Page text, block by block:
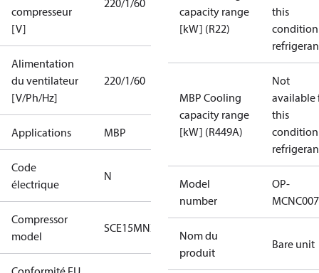
compresseur
[V]
220/1/60
Alimentation
du ventilateur
[V/Ph/Hz]
220/1/60
Applications MBP
Code
électrique
N
Compressor
model
SCE15MNX
capacity range
[kW] (R22)
this
MBP Cooling
capacity range
[kW] (R449A)
Not
available
this
Model
number
OP-
Nom du
produit
Bare unit